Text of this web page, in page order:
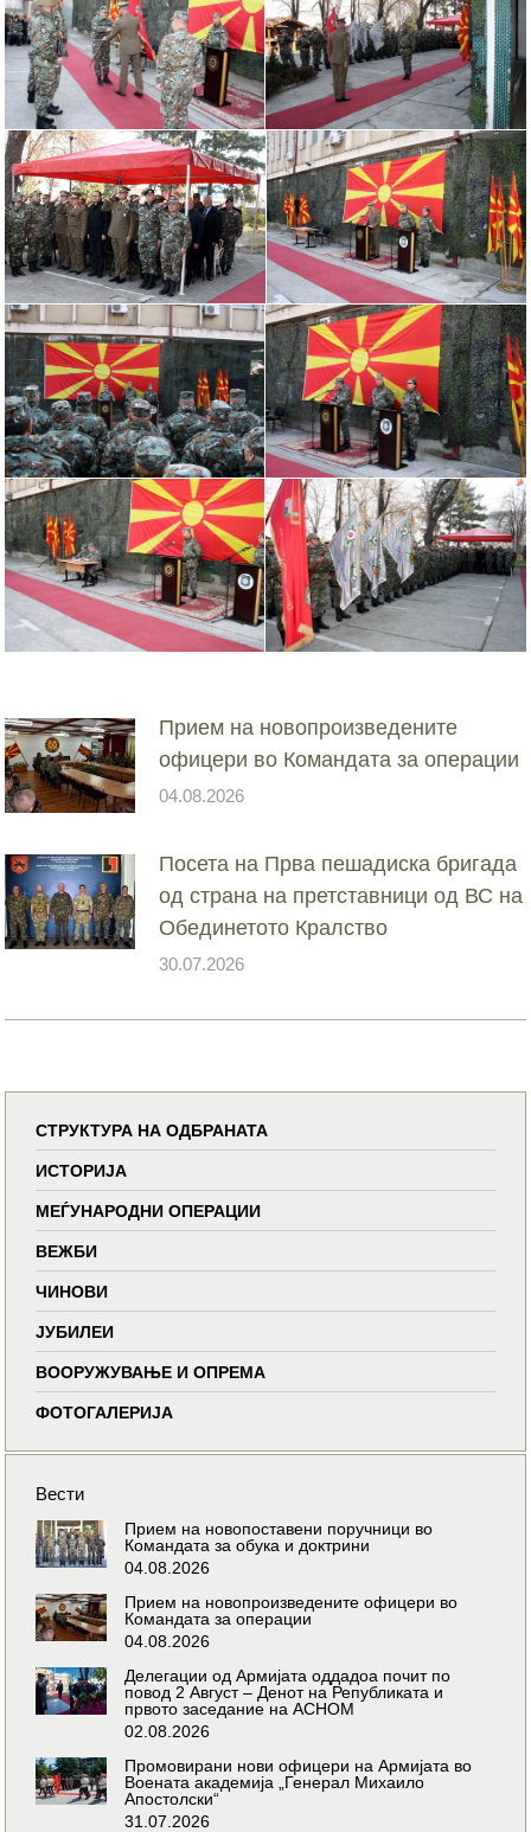
Прием на новопроизведените
офицери во Командата за операции
04.08.2026
Посета на Прва пешадиска бригада
од страна на претставници од ВС на
Обединетото Кралство
30.07.2026
СТРУКТУРА НА ОДБРАНАТА
ИСТОРИЈА
МЕЃУНАРОДНИ ОПЕРАЦИИ
ВЕЖБИ
ЧИНОВИ
ЈУБИЛЕИ
ВООРУЖУВАЊЕ И ОПРЕМА
ФОТОГАЛЕРИЈА
Вести
Прием на новопоставени поручници во
Командата за обука и доктрини
04.08.2026
Прием на новопроизведените офицери во
Командата за операции
04.08.2026
Делегации од Армијата оддадоа почит по
повод 2 Август – Денот на Републиката и
првото заседание на АСНОМ
02.08.2026
Промовирани нови офицери на Армијата во
Воената академија „Генерал Михаило
Апостолски“
31.07.2026